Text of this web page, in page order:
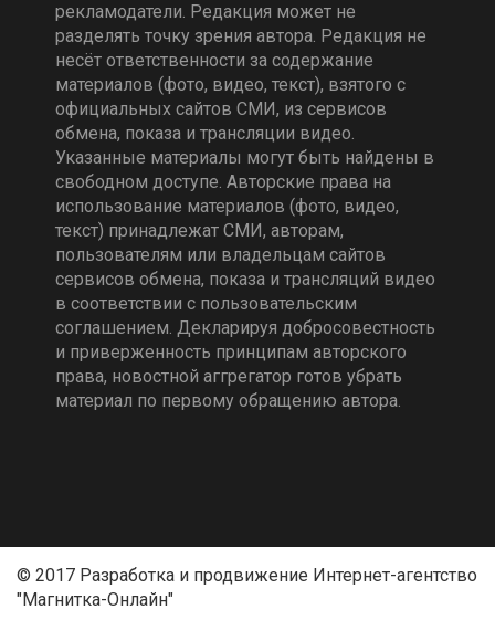
рекламодатели. Редакция может не
разделять точку зрения автора. Редакция не
несёт ответственности за содержание
материалов (фото, видео, текст), взятого с
официальных сайтов СМИ, из сервисов
обмена, показа и трансляции видео.
Указанные материалы могут быть найдены в
свободном доступе. Авторские права на
использование материалов (фото, видео,
текст) принадлежат СМИ, авторам,
пользователям или владельцам сайтов
сервисов обмена, показа и трансляций видео
в соответствии с пользовательским
соглашением. Декларируя добросовестность
и приверженность принципам авторского
права, новостной аггрегатор готов убрать
материал по первому обращению автора.
© 2017 Разработка и продвижение Интернет-агентство
"Магнитка-Онлайн"